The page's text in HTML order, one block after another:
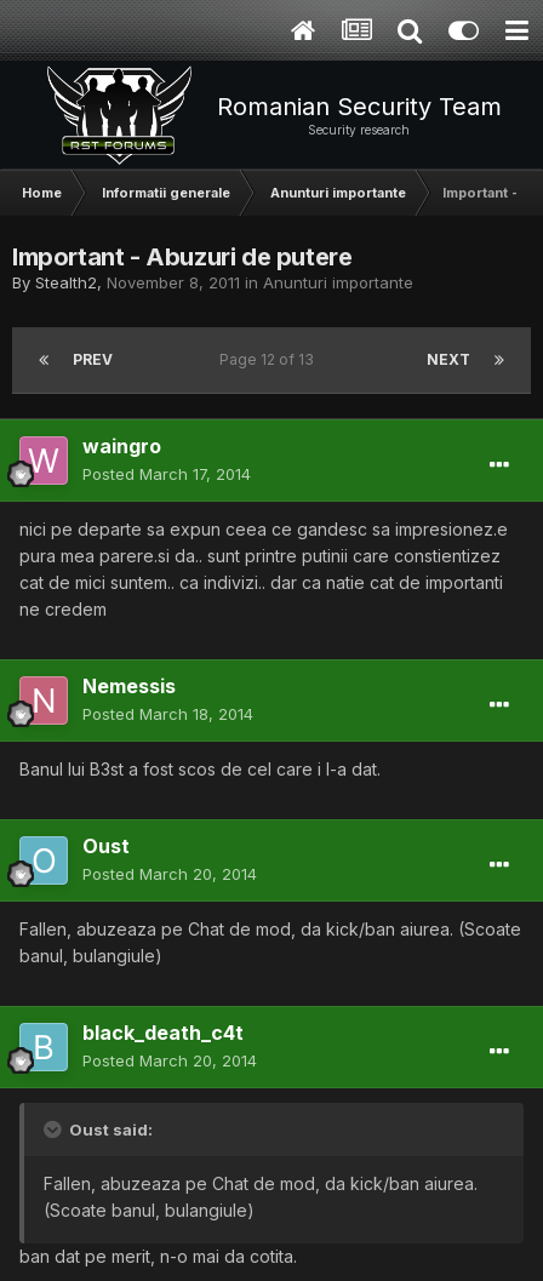
Romanian Security Team
Security research
Home Informatii generale Anunturi importante Important -
Important - Abuzuri de putere
By Stealth2, November 8, 2011 in Anunturi importante
PREV NEXT
Page 12 of 13
waingro
Posted March 17, 2014
nici pe departe sa expun ceea ce gandesc sa impresionez.e
pura mea parere.si da.. sunt printre putinii care constientizez
cat de mici suntem.. ca indivizi.. dar ca natie cat de importanti
ne credem
Nemessis
Posted March 18, 2014
Banul lui B3st a fost scos de cel care i l-a dat.
Oust
Posted March 20, 2014
Fallen, abuzeaza pe Chat de mod, da kick/ban aiurea. (Scoate
banul, bulangiule)
black_death_c4t
Posted March 20, 2014
Oust said:
Fallen, abuzeaza pe Chat de mod, da kick/ban aiurea.
(Scoate banul, bulangiule)
ban dat pe merit, n-o mai da cotita.